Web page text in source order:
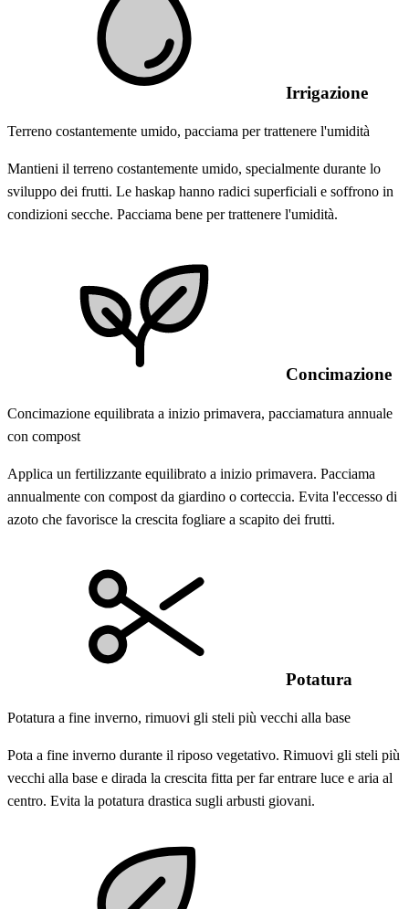
Irrigazione
Terreno costantemente umido, pacciama per trattenere l'umidità
Mantieni il terreno costantemente umido, specialmente durante lo
sviluppo dei frutti. Le haskap hanno radici superficiali e soffrono in
condizioni secche. Pacciama bene per trattenere l'umidità.
Concimazione
Concimazione equilibrata a inizio primavera, pacciamatura annuale
con compost
Applica un fertilizzante equilibrato a inizio primavera. Pacciama
annualmente con compost da giardino o corteccia. Evita l'eccesso di
azoto che favorisce la crescita fogliare a scapito dei frutti.
Potatura
Potatura a fine inverno, rimuovi gli steli più vecchi alla base
Pota a fine inverno durante il riposo vegetativo. Rimuovi gli steli più
vecchi alla base e dirada la crescita fitta per far entrare luce e aria al
centro. Evita la potatura drastica sugli arbusti giovani.